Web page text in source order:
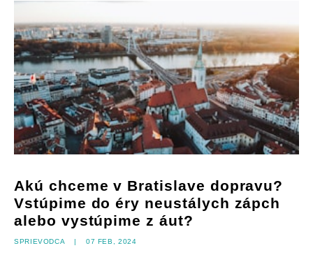
Akú chceme v Bratislave dopravu?
Vstúpime do éry neustálych zápch
alebo vystúpime z áut?
Sprievodca | 07 feb, 2024